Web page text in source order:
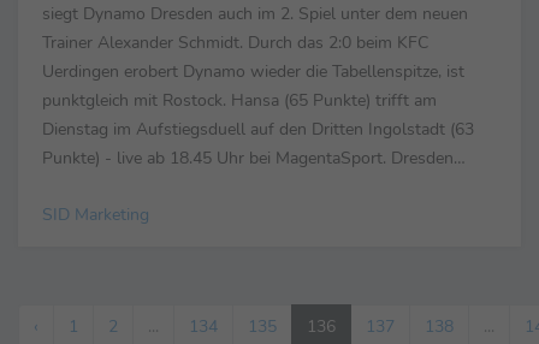
siegt Dynamo Dresden auch im 2. Spiel unter dem neuen
Trainer Alexander Schmidt. Durch das 2:0 beim KFC
Uerdingen erobert Dynamo wieder die Tabellenspitze, ist
punktgleich mit Rostock. Hansa (65 Punkte) trifft am
Dienstag im Aufstiegsduell auf den Dritten Ingolstadt (63
Punkte) - live ab 18.45 Uhr bei MagentaSport. Dresden
SID Marketing
‹ 1 2 ... 134 135 136 137 138 ...